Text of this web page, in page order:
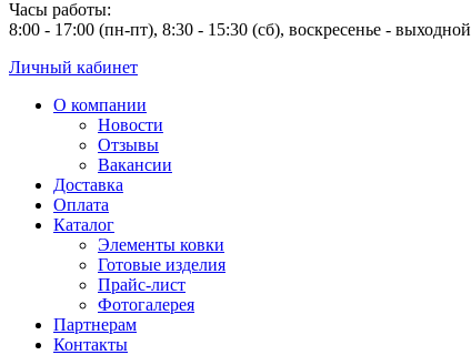
Часы работы:
8:00 - 17:00 (пн-пт), 8:30 - 15:30 (сб), воскресенье - выходной
Личный кабинет
О компании
Новости
Отзывы
Вакансии
Доставка
Оплата
Каталог
Элементы ковки
Готовые изделия
Прайс-лист
Фотогалерея
Партнерам
Контакты